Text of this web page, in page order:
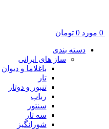
0 مورد 0 تومان
دسته بندی
ساز های ایرانی
باغلاما و دیوان
تار
تنبور و دوتار
رباب
سنتور
سه تار
شورانگیز